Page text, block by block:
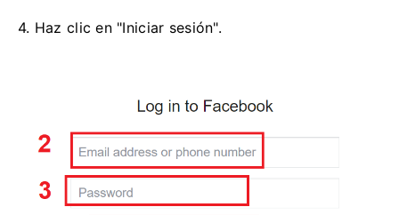
4. Haz clic en "Iniciar sesión".